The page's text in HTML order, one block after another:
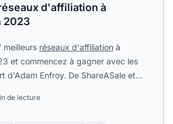
d'affiliation à
2023
meilleurs réseaux d'affiliation à
et commencez à gagner avec les
d'Adam Enfroy. De ShareASale et
de lecture